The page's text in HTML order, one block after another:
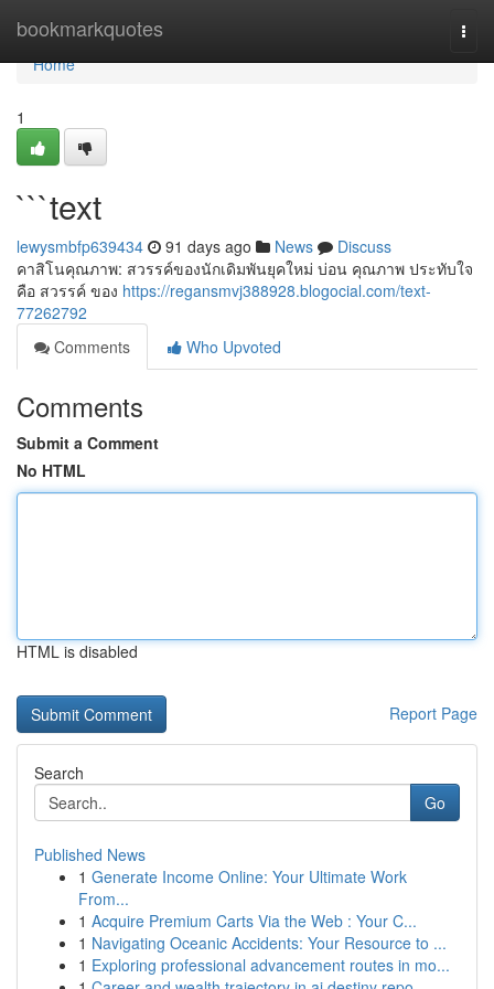
bookmarkquotes
Home
Home
1
```text
lewysmbfp639434 91 days ago News
Discuss
คาสิโนคุณภาพ: สวรรค์ของนักเดิมพันยุคใหม่ บ่อน คุณภาพ ประทับใจ
คือ สวรรค์ ของ https://regansmvj388928.blogocial.com/text-
77262792
Comments
Who Upvoted
Comments
Submit a Comment
No HTML
HTML is disabled
Report Page
Search
Go
Published News
1 Generate Income Online: Your Ultimate Work
From...
1 Acquire Premium Carts Via the Web : Your C...
1 Navigating Oceanic Accidents: Your Resource to ...
1 Exploring professional advancement routes in mo...